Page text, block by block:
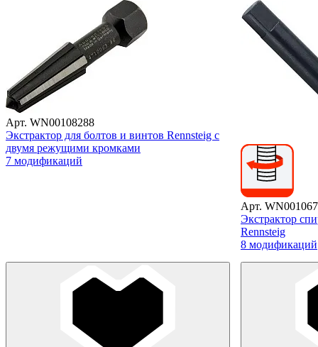
Арт. WN00108288
Экстрактор для болтов и винтов Rennsteig с
двумя режущими кромками
7 модификаций
Арт.
Экстрактор
Rennsteig
8 модификаций